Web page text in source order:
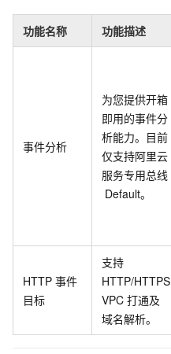
功能名称 功能描述
事件分析
为您提供开箱
即用的事件分
析能力。目前
仅支持阿里云
服务专用总线
Default。
HTTP 事件
目标
支持
HTTP/HTTPS
VPC 打通及
域名解析。